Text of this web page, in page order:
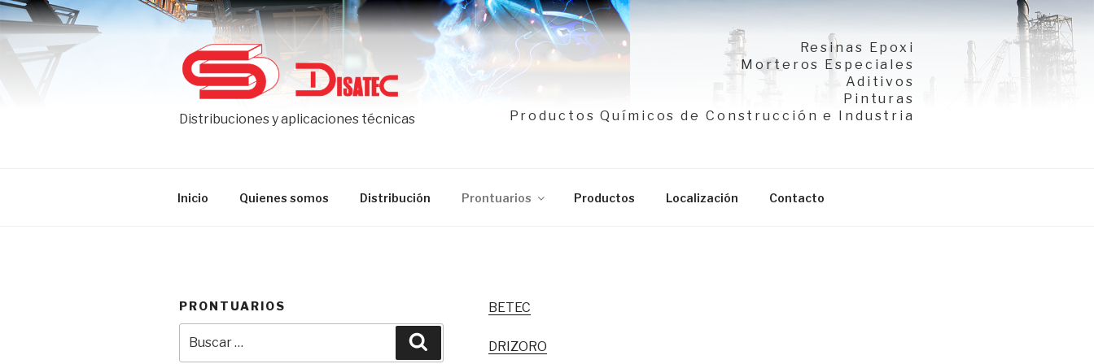
Ir
al
contenido
Resinas Epoxi
Morteros Especiales
Aditivos
Pinturas
Productos Químicos de Construcción e Industria
Distribuciones y aplicaciones técnicas
Inicio Quienes somos Distribución Prontuarios Productos Localización Contacto
PRONTUARIOS
por:
BETEC
DRIZORO